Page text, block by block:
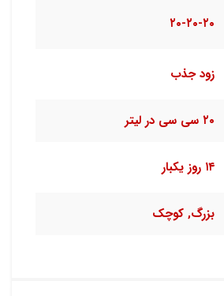
۲۰-۲۰-۲۰
زود جذب
۲۰ سی سی در لیتر
۱۴ روز یکبار
بزرگ, کوچک